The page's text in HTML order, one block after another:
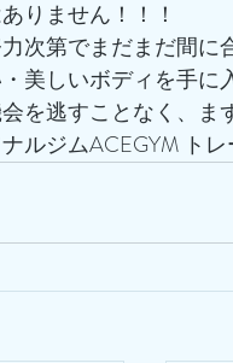
りません！！！
次第でまだまだ間に
美しいボディを手に
を逃すことなく、
ルジムACEGYM ト